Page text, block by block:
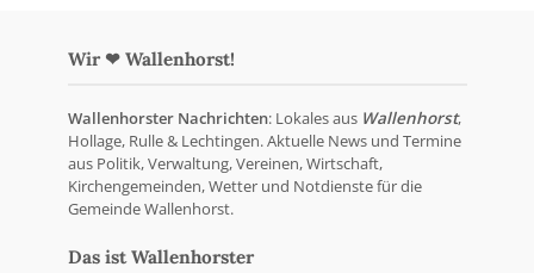
Wir ❤ Wallenhorst!
Wallenhorster Nachrichten: Lokales aus Wallenhorst,
Hollage, Rulle & Lechtingen. Aktuelle News und Termine
aus Politik, Verwaltung, Vereinen, Wirtschaft,
Kirchengemeinden, Wetter und Notdienste für die
Gemeinde Wallenhorst.
Das ist Wallenhorster